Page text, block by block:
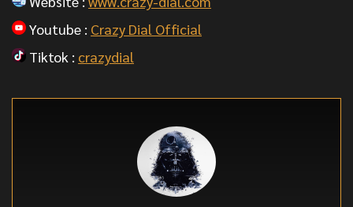
Youtube : Crazy Dial Official
Tiktok : crazydial